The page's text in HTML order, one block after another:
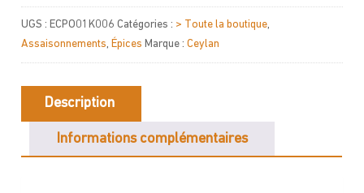
Poivre
blanc
moulu
1kg
UGS : ECPO01K006 Catégories : > Toute la boutique,
Assaisonnements, Épices Marque :Ceylan
Description
Informations complémentaires